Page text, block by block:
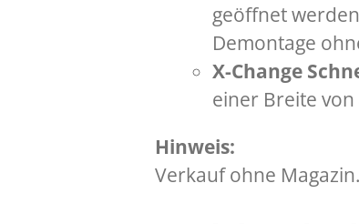
geöffnet
Demontage
X-Change
einer Breite von
Hinweis:
Verkauf ohne Magazin.